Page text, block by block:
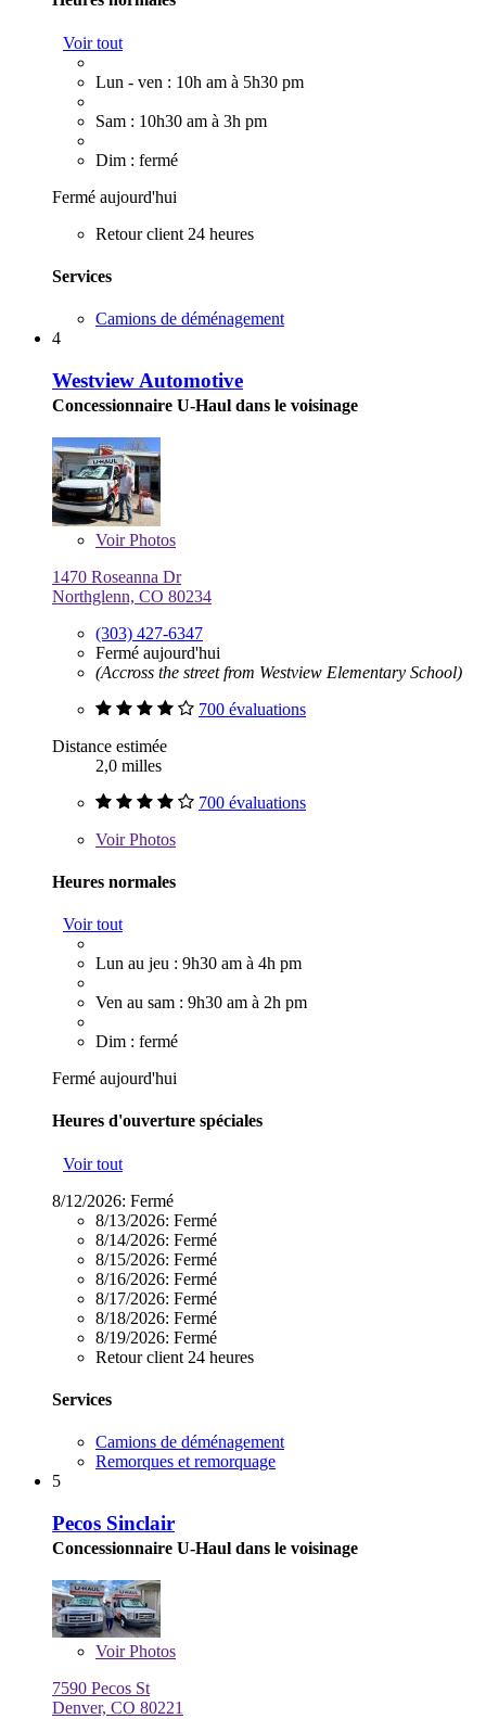
Voir tout
Lun - ven : 10h am à 5h30 pm
Sam : 10h30 am à 3h pm
Dim : fermé
Fermé aujourd'hui
Retour client 24 heures
Services
Camions de déménagement
4
Westview Automotive
Concessionnaire U-Haul dans le voisinage
VoirPhotos
1470 Roseanna Dr
Northglenn, CO 80234
(303) 427-6347
Fermé aujourd'hui
(Accross the street from Westview Elementary School)
700 évaluations
Distance estimée
2,0 milles
700 évaluations
VoirPhotos
Heures normales
Voir tout
Lun au jeu : 9h30 am à 4h pm
Ven au sam : 9h30 am à 2h pm
Dim : fermé
Fermé aujourd'hui
Heures d'ouverture spéciales
Voir tout
8/12/2026: Fermé
8/13/2026: Fermé
8/14/2026: Fermé
8/15/2026: Fermé
8/16/2026: Fermé
8/17/2026: Fermé
8/18/2026: Fermé
8/19/2026: Fermé
Retour client 24 heures
Services
Camions de déménagement
Remorques et remorquage
5
Pecos Sinclair
Concessionnaire U-Haul dans le voisinage
VoirPhotos
7590 Pecos St
Denver, CO 80221